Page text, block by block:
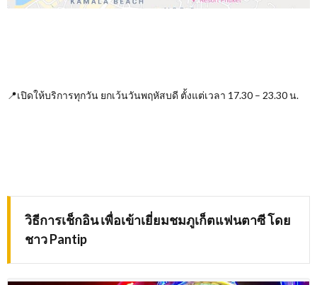
📍เปิดให้บริการทุกวัน ยกเว้นวันพฤหัสบดี ตั้งแต่เวลา 17.30 – 23.30 น.
วิธีการเช็กอิน เพื่อเข้าเยี่ยมชมภูเก็ตแฟนตาซี โดย
ชาวPantip